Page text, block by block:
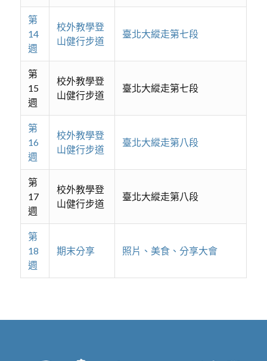
第
14
週
校外教學登
山健行步道
臺北大縱走第七段
第
15
週
校外教學登
山健行步道
臺北大縱走第七段
第
16
週
校外教學登
山健行步道
臺北大縱走第八段
第
17
週
校外教學登
山健行步道
臺北大縱走第八段
第
18
週
期末分享 照片、美食、分享大會